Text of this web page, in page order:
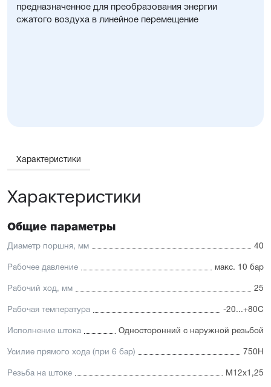
предназначенное для преобразования энергии
сжатого воздуха в линейное перемещение
Характеристики
Характеристики
Общие параметры
Диаметр поршня, мм 40
Рабочее давление макс. 10 бар
Рабочий ход, мм 25
Рабочая температура -20...+80С
Исполнение штока Односторонний с наружной резьбой
Усилие прямого хода (при 6 бар) 750Н
Резьба на штоке М12х1,25